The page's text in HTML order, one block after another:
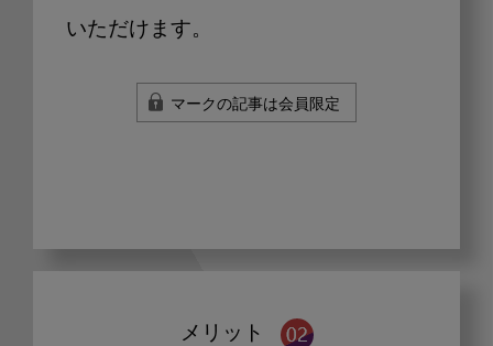
いただけます。
マークの記事は会員限定
メリット